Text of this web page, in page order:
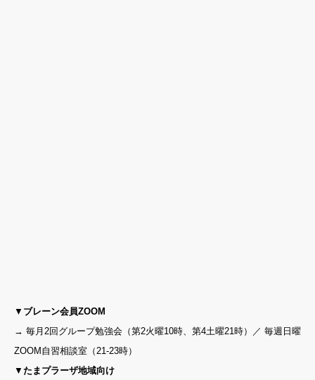
▼ ブレーン会員ZOOM
→ 毎月2回グループ勉強会（第2火曜10時、第4土曜21時）／ 毎週日曜
ZOOM自習相談室（21-23時）
▼ たまプラーザ地域向け